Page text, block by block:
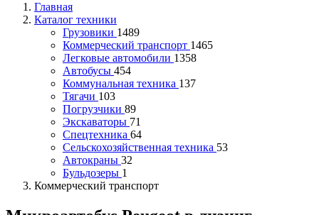
Главная
Каталог техники
Грузовики 1489
Коммерческий транспорт 1465
Легковые автомобили 1358
Автобусы 454
Коммунальная техника 137
Тягачи 103
Погрузчики 89
Экскаваторы 71
Спецтехника 64
Сельскохозяйственная техника 53
Автокраны 32
Бульдозеры 1
Коммерческий транспорт